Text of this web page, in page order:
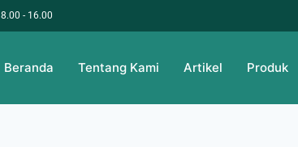
8.00 - 16.00
Beranda Tentang Kami Artikel Produk